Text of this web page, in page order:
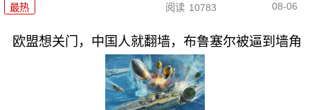
最热 阅读 10783 08-06
欧盟想关门，中国人就翻墙，布鲁塞尔被逼到墙角